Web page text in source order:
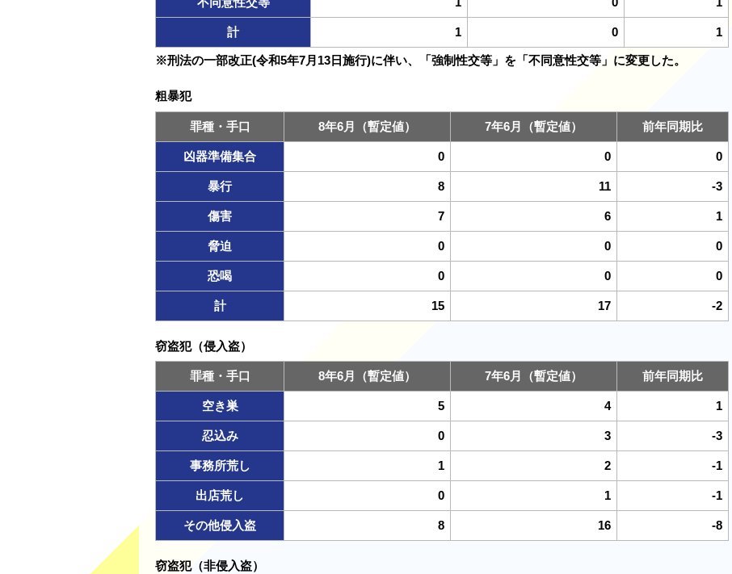
計 1 0 1
※刑法の一部改正(令和5年7月13日施行)に伴い、「強制性交等」を「不同意性交等」に変更した。
粗暴犯
罪種・手口 8年6月（暫定値） 7年6月（暫定値） 前年同期比
凶器準備集合 0 0 0
暴行 8 11 -3
傷害 7 6 1
脅迫 0 0 0
恐喝 0 0 0
計 15 17 -2
窃盗犯（侵入盗）
罪種・手口 8年6月（暫定値） 7年6月（暫定値） 前年同期比
空き巣 5 4 1
忍込み 0 3 -3
事務所荒し 1 2 -1
出店荒し 0 1 -1
その他侵入盗 8 16 -8
窃盗犯（非侵入盗）